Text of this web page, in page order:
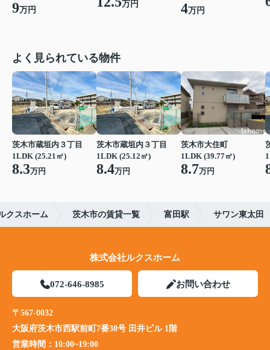
9万円
万円 4万円
よく見られている物件
茨木市蔵垣内３丁目
1LDK (25.21㎡)
8.3万円
茨木市蔵垣内３丁目
1LDK (25.12㎡)
8.4万円
茨木市大住町
1LDK (39.77㎡)
8.7万円
クスホーム 茨木市の賃貸一覧 富田駅 サワン東太田
株式会社ルクスホーム
072-646-8985 お問い合わせ
〒567-0032
大阪府茨木市西駅前町7番30号 田井ビル 1階
営業時間： 10:00~19:00